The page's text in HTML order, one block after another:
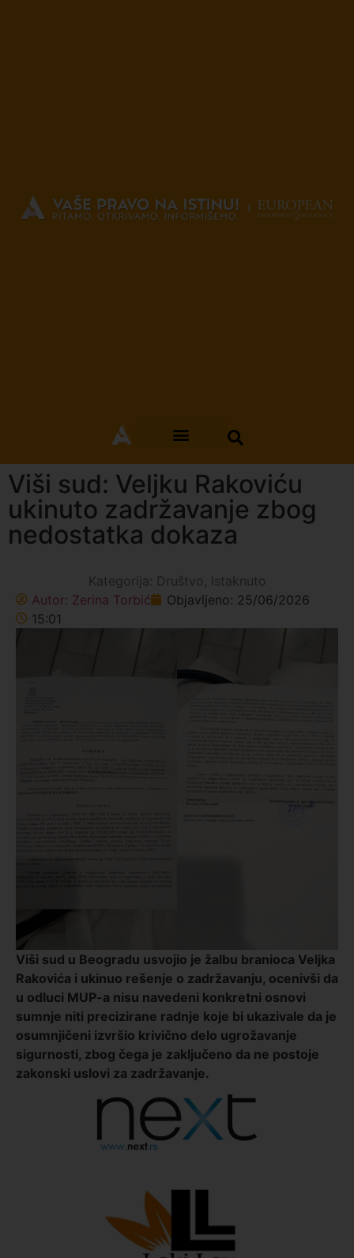
Viši sud: Veljku Rakoviću
ukinuto zadržavanje zbog
nedostatka dokaza
Kategorija: Društvo
Istaknuto
Autor: Zerina Torbić Objavljeno: 25/06/2026
15:01
Viši sud u Beogradu usvojio je žalbu branioca Veljka
Rakovića i ukinuo rešenje o zadržavanju, ocenivši da
u odluci MUP-a nisu navedeni konkretni osnovi
sumnje niti precizirane radnje koje bi ukazivale da je
osumnjičeni izvršio krivično delo ugrožavanje
sigurnosti, zbog čega je zaključeno da ne postoje
zakonski uslovi za zadržavanje.